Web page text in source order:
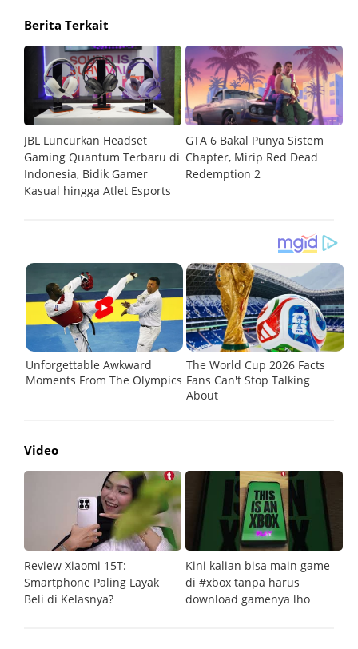
Berita Terkait
JBL Luncurkan Headset
Gaming Quantum Terbaru di
Indonesia, Bidik Gamer
Kasual hingga Atlet Esports
GTA 6 Bakal Punya Sistem
Chapter, Mirip Red Dead
Redemption 2
Video
Review Xiaomi 15T:
Smartphone Paling Layak
Beli di Kelasnya?
Kini kalian bisa main game
di #xbox tanpa harus
download gamenya lho